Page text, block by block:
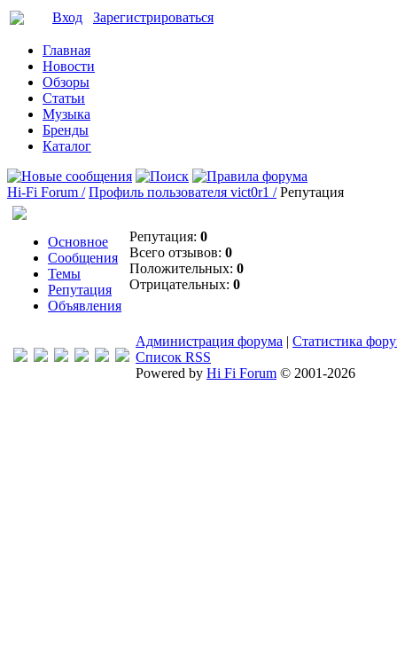
Вход Зарегистрироваться
Главная
Новости
Обзоры
Статьи
Музыка
Бренды
Каталог
Hi-Fi Forum / Профиль пользователя vict0r1 / Репутация
Основное
Сообщения
Темы
Репутация
Объявления
Репутация: 0
Всего отзывов: 0
Положительных: 0
Отрицательных: 0
Администрация форума | Статистика
Список RSS
Powered by Hi Fi Forum © 2001-2026